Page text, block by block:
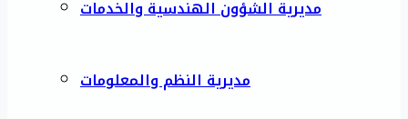
مديرية الشؤون الهندسية والخدمات
مديرية النظم والمعلومات